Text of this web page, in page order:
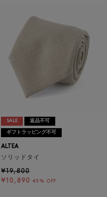
SALE 返品不可
ギフトラッピング不可
ALTEA
ソリッドタイ
¥19,800
¥10,890 45% OFF